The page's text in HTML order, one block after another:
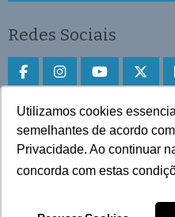
Utilizamos cookies
semelhantes de acordo
Privacidade. Ao continuar
concorda com estas
Redes Sociais
Faça download do
Play Store e App Store
Todos os direitos